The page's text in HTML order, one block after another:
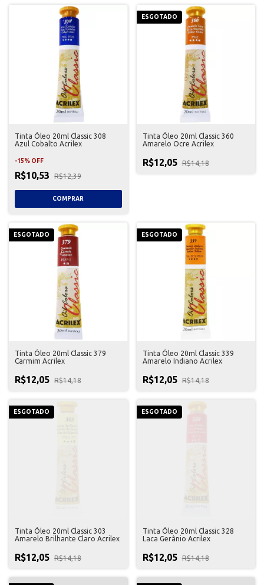
Tinta Óleo 20ml Classic 308
Azul Cobalto Acrilex
-15% OFF
R$10,53 R$12,39
ESGOTADO
Tinta Óleo 20ml Classic 360
Amarelo Ocre Acrilex
R$12,05 R$14,18
ESGOTADO
Tinta Óleo 20ml Classic 379
Carmim Acrilex
R$12,05 R$14,18
ESGOTADO
Tinta Óleo 20ml Classic 339
Amarelo Indiano Acrilex
R$12,05 R$14,18
ESGOTADO
Tinta Óleo 20ml Classic 303
Amarelo Brilhante Claro Acrilex
R$12,05 R$14,18
ESGOTADO
Tinta Óleo 20ml Classic 328
Laca Gerânio Acrilex
R$12,05 R$14,18